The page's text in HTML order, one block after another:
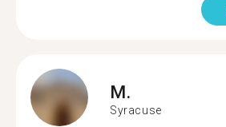
M.
Syracuse